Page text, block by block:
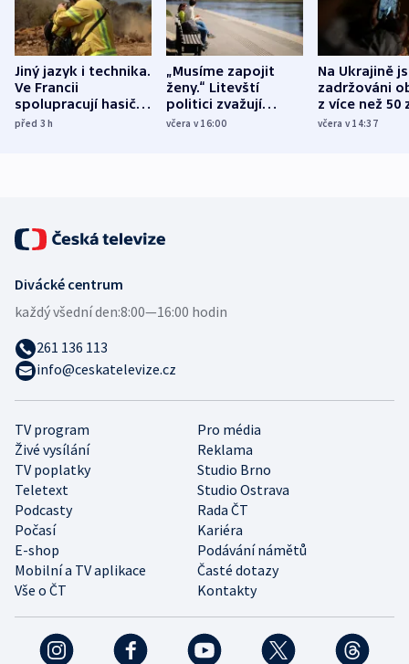
Jiný jazyk i technika.
Ve Francii
spolupracují hasiči z
různých zemí
před 3h
„Musíme zapojit
ženy.“ Litevští
politici zvažují
dohodu o
včera v 16:00
Na Ukrajině
zadržováni
z více než 50
Bojovali na
včera v 14:37
TV program
Pro média
Živé vysílání
Reklama
TV poplatky
Studio Brno
Teletext
Studio Ostrava
Podcasty
Rada ČT
Počasí
Kariéra
E-shop
Podávání námětů
Mobilní a TV aplikace
Časté dotazy
Vše o ČT
Kontakty
Divácké centrum
každý všední den:8:00—16:00 hodin
261 136 113
info@ceskatelevize.cz